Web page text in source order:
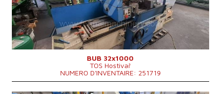
Longueur maxi de meulage
1000 mm
Poids maxi de la piece a usiner
350 kg
Equipement pour meulage intérieureOUI
Dimensions hors tout
3510x2695x1668 mm
Poids totale de la machine
5300 kg
BUB 32x1000
TOS Hostivař
NUMERO D'INVENTAIRE: 251719